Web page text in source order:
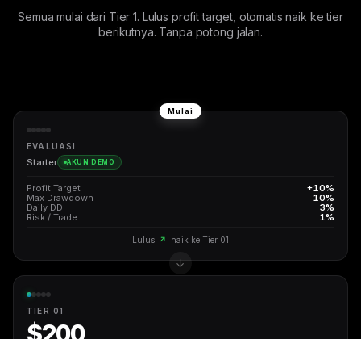
Semua mulai dari Tier 1. Lulus profit target, otomatis naik ke tier
berikutnya. Tanpa potong jalan.
Mulai
EVALUASI
Starter AKUN DEMO
Profit Target
+10%
Max Drawdown
10%
Daily DD
3%
Risk / Trade
1%
Lulus ↗ naik ke Tier 01
TIER 01
$200